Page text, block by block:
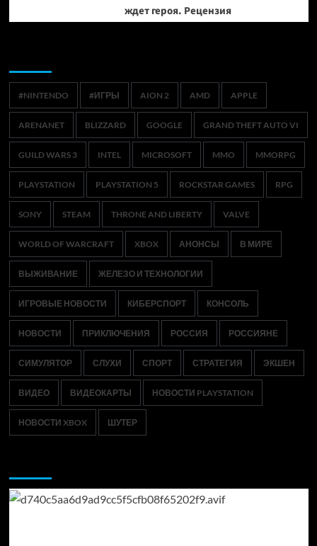
ждет героя. Рецензия
#NINTENDO #ИГРЫ AION 2 AMD APPLE
ARENANET BLIZZARD GOOGLE GRAND THEFT AUTO VI
GUILD WARS 3 INTEL MICROSOFT MMO MMORPG
PLAYSTATION PLAYSTATION 5 ROCKSTAR GAMES RPG
SONY STEAM THRONE AND LIBERTY VALVE
WORLD OF WARCRAFT XBOX АНОНСЫ В МИРЕ
ВЫЖИВАНИЕ ЖЕЛЕЗО И ТЕХНОЛОГИИ
ИГРОВЫЕ НОВОСТИ КИБЕРСПОРТ КОНСОЛЬ
НОВОСТИ ПРИКЛЮЧЕНИЯ РОССИЯ РОССИЯНЕ
СИМУЛЯТОР СЛУХИ СПОРТ СТРАТЕГИЯ ЭКШЕН
ВИДЕО ВИДЕОКАРТЫ НОВОСТИ PLAYSTATION
НОВОСТИ XBOX ШУТЕР